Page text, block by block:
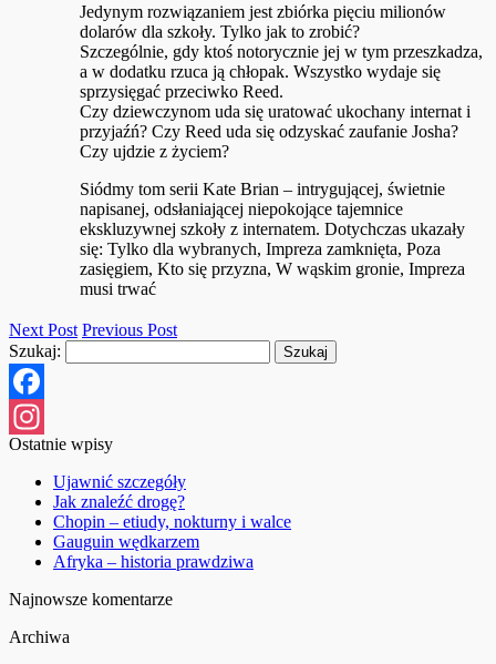
Jedynym rozwiązaniem jest zbiórka pięciu milionów
dolarów dla szkoły. Tylko jak to zrobić?
Szczególnie, gdy ktoś notorycznie jej w tym przeszkadza,
a w dodatku rzuca ją chłopak. Wszystko wydaje się
sprzysięgać przeciwko Reed.
Czy dziewczynom uda się uratować ukochany internat i
przyjaźń? Czy Reed uda się odzyskać zaufanie Josha?
Czy ujdzie z życiem?
Siódmy tom serii Kate Brian – intrygującej, świetnie
napisanej, odsłaniającej niepokojące tajemnice
ekskluzywnej szkoły z internatem. Dotychczas ukazały
się: Tylko dla wybranych, Impreza zamknięta, Poza
zasięgiem, Kto się przyzna, W wąskim gronie, Impreza
musi trwać
Next Post Previous Post
Szukaj:
Facebook
Instagram
Ostatnie wpisy
Ujawnić szczegóły
Jak znaleźć drogę?
Chopin – etiudy, nokturny i walce
Gauguin wędkarzem
Afryka – historia prawdziwa
Najnowsze komentarze
Archiwa